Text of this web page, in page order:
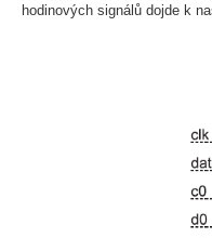
hodinových signálů dojde k